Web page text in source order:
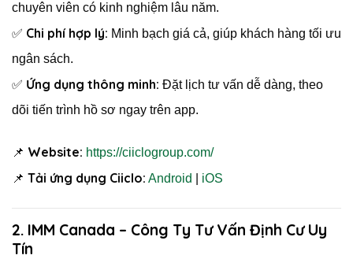
chuyên viên có kinh nghiệm lâu năm.
✅ Chi phí hợp lý: Minh bạch giá cả, giúp khách hàng tối ưu
ngân sách.
✅ Ứng dụng thông minh: Đặt lịch tư vấn dễ dàng, theo
dõi tiến trình hồ sơ ngay trên app.
📌 Website: https://ciiclogroup.com/
📌 Tải ứng dụng Ciiclo: Android iOS
2. IMM Canada – Công Ty Tư Vấn Định Cư Uy
Tín